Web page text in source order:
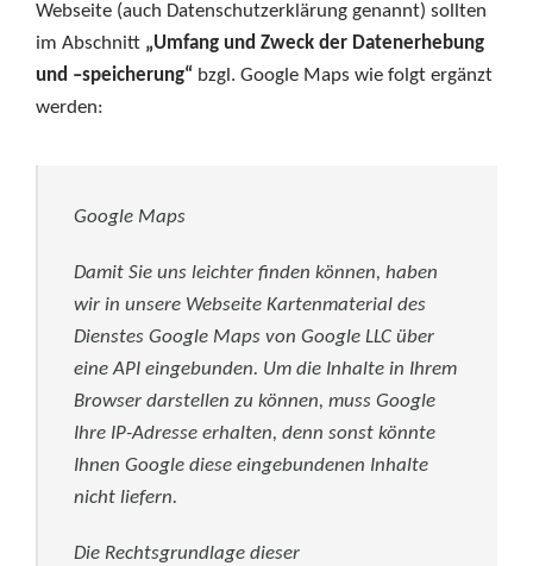
Webseite (auch Datenschutzerklärung genannt) sollten
im Abschnitt „Umfang und Zweck der Datenerhebung
und –speicherung“ bzgl. Google Maps wie folgt ergänzt
werden:
Google Maps
Damit Sie uns leichter finden können, haben
wir in unsere Webseite Kartenmaterial des
Dienstes Google Maps von Google LLC über
eine API eingebunden. Um die Inhalte in Ihrem
Browser darstellen zu können, muss Google
Ihre IP-Adresse erhalten, denn sonst könnte
Ihnen Google diese eingebundenen Inhalte
nicht liefern.
Die Rechtsgrundlage dieser